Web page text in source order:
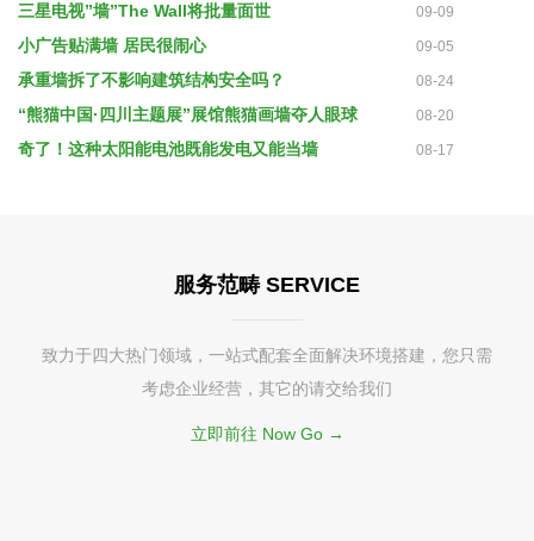
三星电视”墙”The Wall将批量面世 09-09
小广告贴满墙 居民很闹心 09-05
承重墙拆了不影响建筑结构安全吗？ 08-24
“熊猫中国·四川主题展”展馆熊猫画墙夺人眼球 08-20
奇了！这种太阳能电池既能发电又能当墙 08-17
服务范畴 SERVICE
致力于四大热门领域，一站式配套全面解决环境搭建，您只需
考虑企业经营，其它的请交给我们
立即前往 Now Go →